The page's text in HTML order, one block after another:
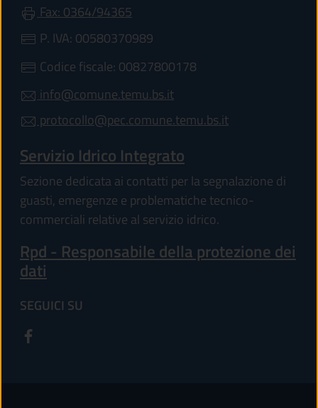
Fax: 0364/94365
P. IVA: 00580370989
Codice fiscale: 00827800178
info@comune.temu.bs.it
protocollo@pec.comune.temu.bs.it
Servizio Idrico Integrato
Sezione dedicata ai contatti per la segnalazione di
guasti, emergenze e problematiche tecnico-
commerciali relative al servizio idrico.
Rpd - Responsabile della protezione dei
dati
SEGUICI SU